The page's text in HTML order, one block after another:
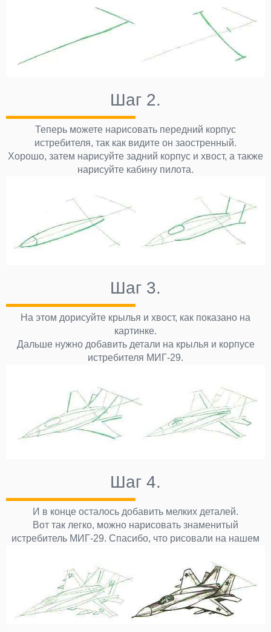
Шаг 2.
Теперь можете нарисовать передний корпус
истребителя, так как видите он заостренный.
Хорошо, затем нарисуйте задний корпус и хвост, а также
нарисуйте кабину пилота.
Шаг 3.
На этом дорисуйте крылья и хвост, как показано на
картинке.
Дальше нужно добавить детали на крылья и корпусе
истребителя МИГ-29.
Шаг 4.
И в конце осталось добавить мелких деталей.
Вот так легко, можно нарисовать знаменитый
истребитель МИГ-29. Спасибо, что рисовали на нашем